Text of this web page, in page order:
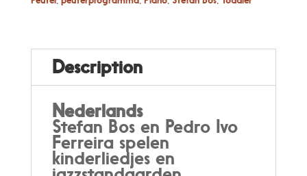
Description
Nederlands
Stefan Bos en Pedro Ivo
Ferreira spelen
kinderliedjes en